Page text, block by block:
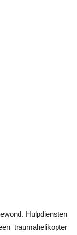
Hulpdiensten
traumahelikopter